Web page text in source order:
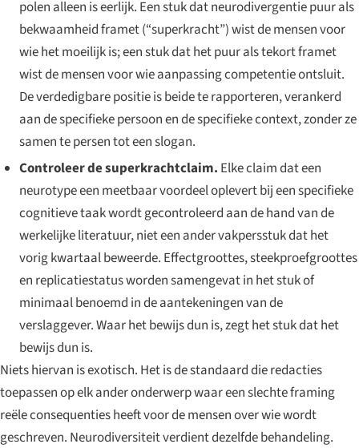
polen alleen is eerlijk. Een stuk dat neurodivergentie puur als
bekwaamheid framet (“superkracht”) wist de mensen voor
wie het moeilijk is; een stuk dat het puur als tekort framet
wist de mensen voor wie aanpassing competentie ontsluit.
De verdedigbare positie is beide te rapporteren, verankerd
aan de specifieke persoon en de specifieke context, zonder ze
samen te persen tot een slogan.
Controleer de superkrachtclaim. Elke claim dat een
neurotype een meetbaar voordeel oplevert bij een specifieke
cognitieve taak wordt gecontroleerd aan de hand van de
werkelijke literatuur, niet een ander vakpersstuk dat het
vorig kwartaal beweerde. Effectgroottes, steekproefgroottes
en replicatiestatus worden samengevat in het stuk of
minimaal benoemd in de aantekeningen van de
verslaggever. Waar het bewijs dun is, zegt het stuk dat het
bewijs dun is.
Niets hiervan is exotisch. Het is de standaard die redacties
toepassen op elk ander onderwerp waar een slechte framing
reële consequenties heeft voor de mensen over wie wordt
geschreven. Neurodiversiteit verdient dezelfde behandeling.